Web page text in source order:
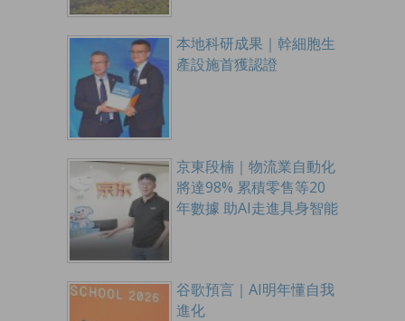
本地科研成果｜幹細胞生
產設施首獲認證
京東段楠｜物流業自動化
將達98% 累積零售等20
年數據 助AI走進具身智能
谷歌預言｜AI明年懂自我
進化